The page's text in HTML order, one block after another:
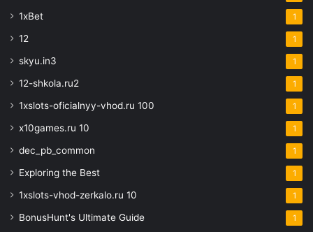
1xBet 1
12 1
skyu.in3 1
12-shkola.ru2 1
1xslots-oficialnyy-vhod.ru 100 1
x10games.ru 10 1
dec_pb_common 1
Exploring the Best 1
1xslots-vhod-zerkalo.ru 10 1
BonusHunt's Ultimate Guide 1